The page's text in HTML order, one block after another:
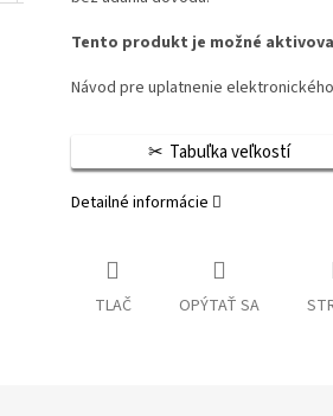
Tento produkt je možné
Návod pre uplatnenie
Tabuľka veľkostí
Detailné informácie
TLAČ OPÝTAŤ SA